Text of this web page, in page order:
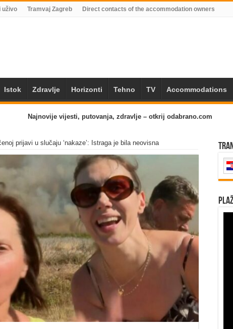
uživo Tramvaj Zagreb Direct contacts of the accommodation owners
Istok Zdravlje Horizonti Tehno TV Accommodations
Najnovije vijesti, putovanja, zdravlje – otkrij odabrano.com
prijavi u slučaju ‘nakaze’: Istraga je bila neovisna